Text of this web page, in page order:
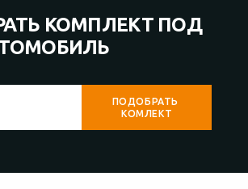
КОМПЛЕКТ ПОД